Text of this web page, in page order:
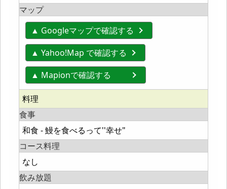
マップ
▲ Googleマップで確認する
▲ Yahoo!Map で確認する
▲ Mapionで確認する
料理
食事
和食 - 鰻を食べるって''幸せ"
コース料理
なし
飲み放題